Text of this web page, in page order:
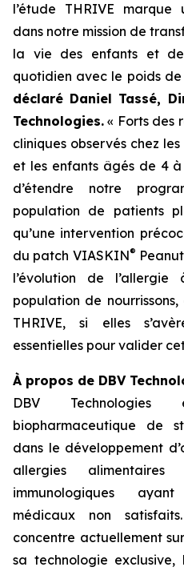
l’étude THRIVE
dans notre mission de
la vie des enfants et
quotidien avec le poids de
déclaré Daniel Tassé,
Technologies. « Forts des
cliniques observés chez
et les enfants âgés de 4 à
d’étendre notre
population de patients
qu’une intervention
du patch VIASKIN®
l’évolution de
population de
THRIVE, si elles
essentielles pour valider
À propos de DBV
DBV
biopharmaceutique de
dans le développement
allergies
immunologiques
médicaux non
concentre actuellement
sa technologie